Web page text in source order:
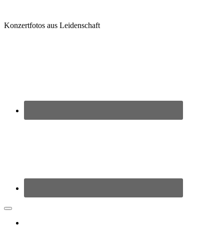
springen
Konzertfotos aus Leidenschaft